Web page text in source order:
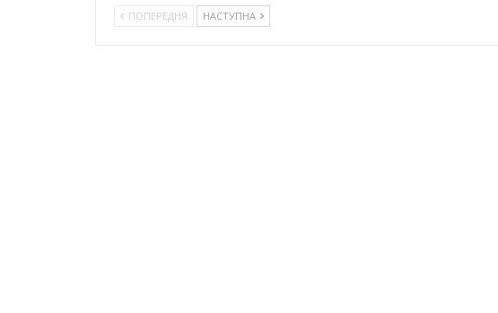
ПОПЕРЕДНЯ НАСТУПНА